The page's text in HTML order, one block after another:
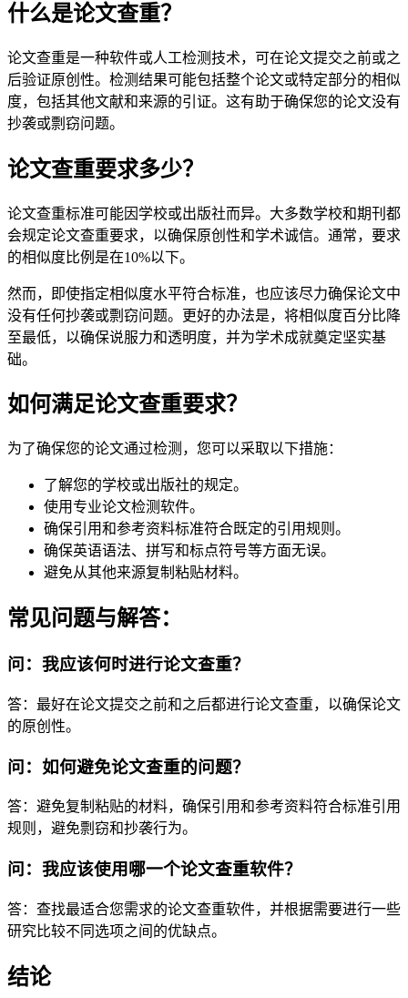
什么是论文查重？
论文查重是一种软件或人工检测技术，可在论文提交之前或之
后验证原创性。检测结果可能包括整个论文或特定部分的相似
度，包括其他文献和来源的引证。这有助于确保您的论文没有
抄袭或剽窃问题。
论文查重要求多少？
论文查重标准可能因学校或出版社而异。大多数学校和期刊都
会规定论文查重要求，以确保原创性和学术诚信。通常，要求
的相似度比例是在10%以下。
然而，即使指定相似度水平符合标准，也应该尽力确保论文中
没有任何抄袭或剽窃问题。更好的办法是，将相似度百分比降
至最低，以确保说服力和透明度，并为学术成就奠定坚实基
础。
如何满足论文查重要求？
为了确保您的论文通过检测，您可以采取以下措施：
了解您的学校或出版社的规定。
使用专业论文检测软件。
确保引用和参考资料标准符合既定的引用规则。
确保英语语法、拼写和标点符号等方面无误。
避免从其他来源复制粘贴材料。
常见问题与解答：
问：我应该何时进行论文查重？
答：最好在论文提交之前和之后都进行论文查重，以确保论文
的原创性。
问：如何避免论文查重的问题？
答：避免复制粘贴的材料，确保引用和参考资料符合标准引用
规则，避免剽窃和抄袭行为。
问：我应该使用哪一个论文查重软件？
答：查找最适合您需求的论文查重软件，并根据需要进行一些
研究比较不同选项之间的优缺点。
结论